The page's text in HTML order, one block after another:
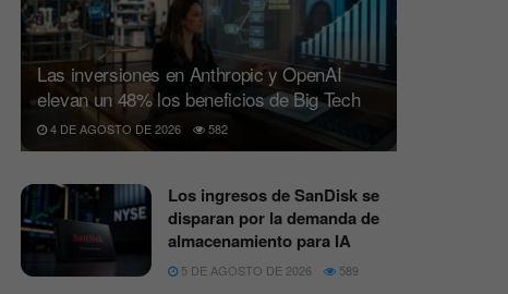
Las inversiones en Anthropic y OpenAI
elevan un 48% los beneficios de Big Tech
4 DE AGOSTO DE 2026 582
Los ingresos de SanDisk se
disparan por la demanda de
almacenamiento para IA
5 DE AGOSTO DE 2026 589